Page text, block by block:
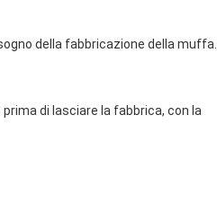
della fabbricazione della muffa.
di lasciare la fabbrica, con la